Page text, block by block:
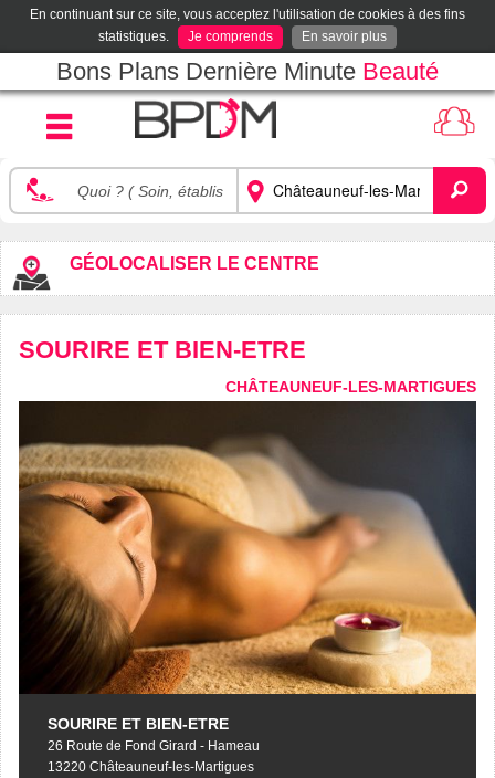
En continuant sur ce site, vous acceptez l'utilisation de cookies à des fins
statistiques.
Je comprends En savoir plus
Bons Plans Dernière Minute Beauté
GÉOLOCALISER LE CENTRE
SOURIRE ET BIEN-ETRE
CHÂTEAUNEUF-LES-MARTIGUES
SOURIRE ET BIEN-ETRE
26 Route de Fond Girard - Hameau
13220 Châteauneuf-les-Martigues